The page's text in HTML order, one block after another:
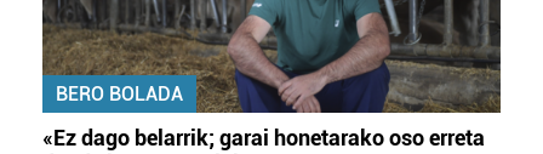
BERO BOLADA
«Ez dago belarrik; garai honetarako oso erreta